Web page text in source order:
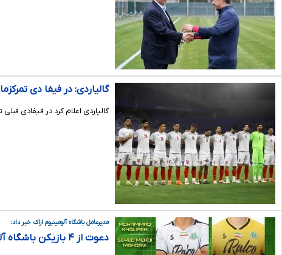
گالیاردی: در فیفا دی
گالیاردی اعلام کرد در فیفادی
مدیرعامل باشگاه آلومینیوم اراک خبر داد:
دعوت از ۴ بازیکن باشگاه آلومینیوم اراک به اردوی تیم ملی فوتبال امید ایران